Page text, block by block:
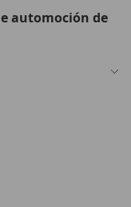
automoción de